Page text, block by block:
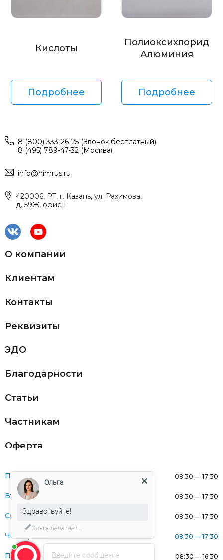
Кислоты
Подробнее
Полиоксихлорид
Алюминия
Подробнее
8 (800) 333-26-25 (Звонок бесплатный)
8 (495) 789-47-32 (Москва)
info@himrus.ru
420006, РТ, г. Казань, ул. Рахимова,
д. 59Ж, офис 1
О компании
Клиентам
Контакты
Реквизиты
ЭДО
Благодарности
Статьи
Частникам
Оферта
Понедельник: 08:30 — 17:30
Вторник: 08:30 — 17:30
Среда: 08:30 — 17:30
Четверг: 08:30 — 17:30
Пятница: 08:30 — 16:30
Введите сообщение
Ольга
Здравствуйте!
Ольга печатает...